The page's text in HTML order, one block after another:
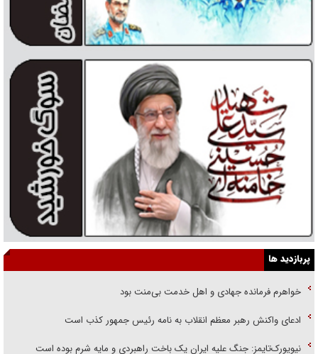
پربازدید ها
خواهرم فرمانده جهادی و اهل خدمت بی‌منت بود
ادعای واکنش رهبر معظم انقلاب به نامه رئیس جمهور کذب است
نیویورک‌تایمز: جنگ علیه ایران یک باخت راهبردی و مایه شرم بوده است